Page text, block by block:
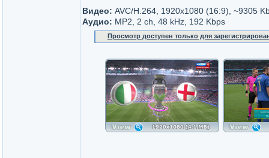
Видео: AVC/H.264, 1920x1080 (16:9), ~9305
Аудио: MP2, 2 ch, 48 kHz, 192 Kbps
Просмотр доступен только для